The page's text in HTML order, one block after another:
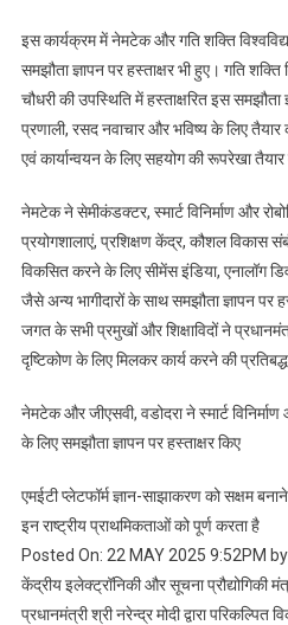
इस कार्यक्रम में नेमटेक और गति शक्ति
समझौता ज्ञापन पर हस्ताक्षर भी हुए। गति
चौधरी की उपस्थिति में हस्ताक्षरित इस समझौता
प्रणाली, रसद नवाचार और भविष्य के लिए
एवं कार्यान्वयन के लिए सहयोग की रूपरेखा
नेमटेक ने सेमीकंडक्टर, स्मार्ट विनिर्माण और
प्रयोगशालाएं, प्रशिक्षण केंद्र, कौशल विकास
विकसित करने के लिए सीमेंस इंडिया, एनालॉग
जैसे अन्य भागीदारों के साथ समझौता ज्ञापन पर
जगत के सभी प्रमुखों और शिक्षाविदों ने
दृष्टिकोण के लिए मिलकर कार्य करने की
नेमटेक और जीएसवी, वडोदरा ने स्मार्ट
के लिए समझौता ज्ञापन पर हस्ताक्षर किए
एमईटी प्लेटफॉर्म ज्ञान-साझाकरण को सक्षम
इन राष्ट्रीय प्राथमिकताओं को पूर्ण करता है
Posted On: 22 MAY 2025 9:52PM by
केंद्रीय इलेक्ट्रॉनिकी और सूचना प्रौद्योगिकी
प्रधानमंत्री श्री नरेन्द्र मोदी द्वारा